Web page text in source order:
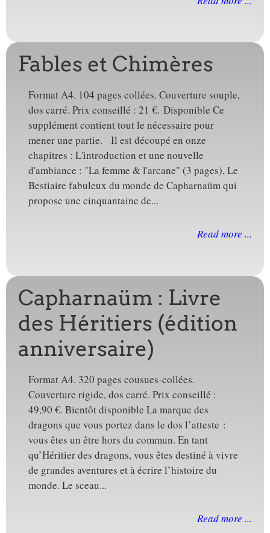
Fables et Chimères
Format A4. 104 pages collées. Couverture souple,
dos carré. Prix conseillé : 21 €. Disponible Ce
supplément contient tout le nécessaire pour
mener une partie. Il est découpé en onze
chapitres : L'introduction et une nouvelle
d'ambiance : "La femme & l'arcane" (3 pages), Le
Bestiaire fabuleux du monde de Capharnaüm qui
propose une cinquantaine de...
Read more ...
Capharnaüm : Livre
des Héritiers (édition
anniversaire)
Format A4. 320 pages cousues-collées.
Couverture rigide, dos carré. Prix conseillé :
49,90 €. Bientôt disponible La marque des
dragons que vous portez dans le dos l’atteste :
vous êtes un être hors du commun. En tant
qu’Héritier des dragons, vous êtes destiné à vivre
de grandes aventures et à écrire l’histoire du
monde. Le sceau...
Read more ...